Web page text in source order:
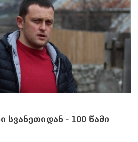
შესახებ
კონტაქტი
ქსელები
სვანეთიდან - 100 წამი